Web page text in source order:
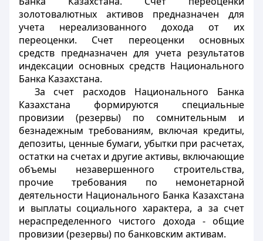
золотовалютных активов предназначен для
учета нереализованного дохода от их
переоценки. Счет переоценки основных
средств предназначен для учета результатов
индексации основных средств Национального
Банка Казахстана.
За счет расходов Национального Банка
Казахстана формируются специальные
провизии (резервы) по сомнительным и
безнадежным требованиям, включая кредиты,
депозиты, ценные бумаги, убытки при расчетах,
остатки на счетах и другие активы, включающие
объемы незавершенного строительства,
прочие требования по немонетарной
деятельности Национального Банка Казахстана
и выплаты социального характера, а за счет
нераспределенного чистого дохода - общие
провизии (резервы) по банковским активам.